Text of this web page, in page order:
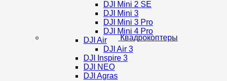
Квадрокоптеры
DJI Mini 2 SE
DJI Mini 3
DJI Mini 3 Pro
DJI Mini 4 Pro
DJI Air
DJI Air 3
DJI Inspire 3
DJI NEO
DJI Agras